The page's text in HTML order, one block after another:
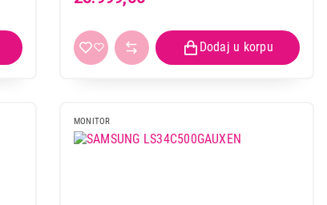
MONITOR